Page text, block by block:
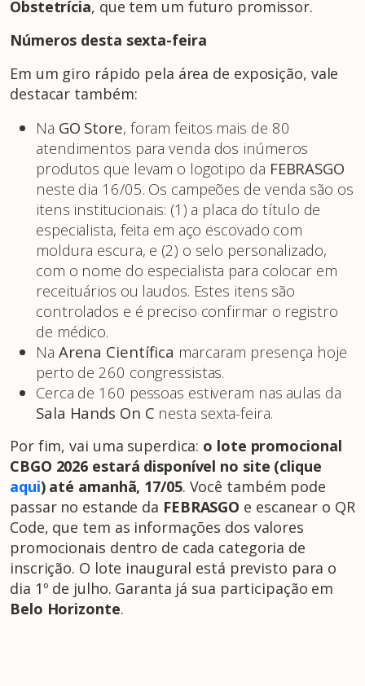
Obstetrícia, que tem um futuro promissor.
Números desta sexta-feira
Em um giro rápido pela área de exposição, vale
destacar também:
Na GO Store, foram feitos mais de 80
atendimentos para venda dos inúmeros
produtos que levam o logotipo da FEBRASGO
neste dia 16/05. Os campeões de venda são os
itens institucionais: (1) a placa do título de
especialista, feita em aço escovado com
moldura escura, e (2) o selo personalizado,
com o nome do especialista para colocar em
receituários ou laudos. Estes itens são
controlados e é preciso confirmar o registro
de médico.
Na Arena Científica marcaram presença hoje
perto de 260 congressistas.
Cerca de 160 pessoas estiveram nas aulas da
Sala Hands On C nesta sexta-feira.
Por fim, vai uma superdica: o lote promocional
CBGO 2026 estará disponível no site (clique
aqui) até amanhã, 17/05. Você também pode
passar no estande da FEBRASGO e escanear o QR
Code, que tem as informações dos valores
promocionais dentro de cada categoria de
inscrição. O lote inaugural está previsto para o
dia 1º de julho. Garanta já sua participação em
Belo Horizonte.